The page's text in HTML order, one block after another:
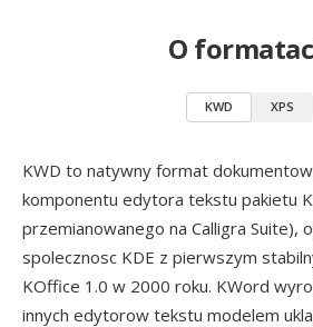
O
KWD XPS
KWD to natywny format
komponentu edytora tekstu pakietu
przemianowanego na Calligra Suite),
spolecznosc KDE z pierwszym
KOffice 1.0 w 2000 roku. KWord
innych edytorow tekstu modelem